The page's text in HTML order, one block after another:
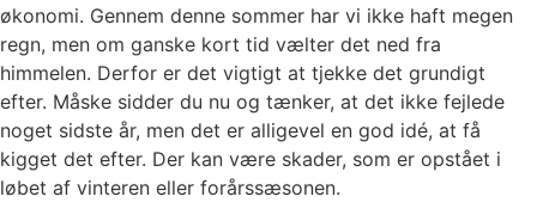
økonomi. Gennem denne sommer har vi ikke haft megen
regn, men om ganske kort tid vælter det ned fra
himmelen. Derfor er det vigtigt at tjekke det grundigt
efter. Måske sidder du nu og tænker, at det ikke fejlede
noget sidste år, men det er alligevel en god idé, at få
kigget det efter. Der kan være skader, som er opstået i
løbet af vinteren eller forårssæsonen.